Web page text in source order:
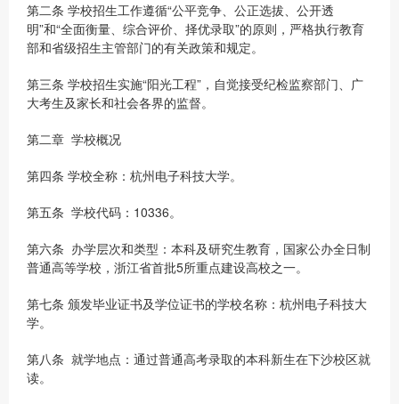
第二条 学校招生工作遵循“公平竞争、公正选拔、公开透
明”和“全面衡量、综合评价、择优录取”的原则，严格执行教育
部和省级招生主管部门的有关政策和规定。
第三条 学校招生实施“阳光工程”，自觉接受纪检监察部门、广
大考生及家长和社会各界的监督。
第二章 学校概况
第四条 学校全称：杭州电子科技大学。
第五条 学校代码：10336。
第六条 办学层次和类型：本科及研究生教育，国家公办全日制
普通高等学校，浙江省首批5所重点建设高校之一。
第七条 颁发毕业证书及学位证书的学校名称：杭州电子科技大
学。
第八条 就学地点：通过普通高考录取的本科新生在下沙校区就
读。